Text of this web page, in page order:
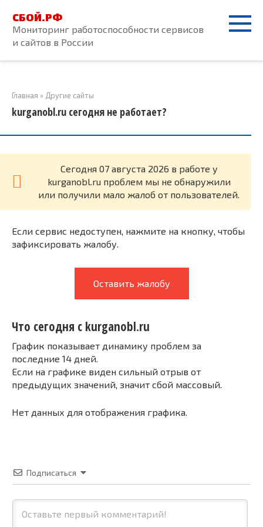
контенту
СБОЙ.РФ
Мониторинг работоспособности сервисов
и сайтов в России
Главная » Другие сайты
kurganobl.ru сегодня не работает?
Cегодня 07 августа 2026 в работе у
kurganobl.ru проблем мы не обнаружили
или получили мало жалоб от пользователей.
Если сервис недоступен, нажмите на кнопку, чтобы
зафиксировать жалобу.
Оставить жалобу
Что сегодня с kurganobl.ru
График показывает динамику проблем за
последние 14 дней.
Если на графике виден сильный отрыв от
предыдущих значений, значит сбой массовый.
Нет данных для отображения графика.
Подписаться